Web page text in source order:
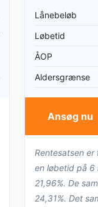
Lånebeløb
Løbetid
ÅOP
Aldersgrænse
Ansøg nu
Rentesatsen
en løbetid på 6
21,96%. De
24,31%. Det